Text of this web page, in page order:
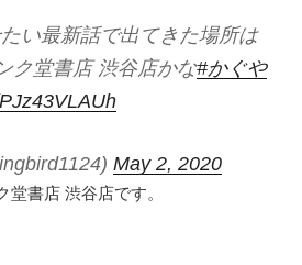
い最新話で出てきた場所は
ク堂書店 渋谷店かな#かぐや
May 2, 2020
書店 渋谷店です。